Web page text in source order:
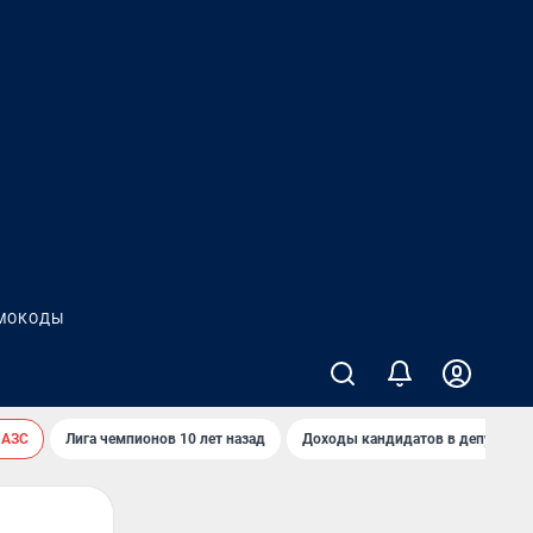
АЗС Лига чемпионов 10 лет назад Доходы кандидатов в депутаты